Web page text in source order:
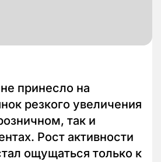
принесло на
резкого увеличения
так и
Рост активности
ощущаться только к